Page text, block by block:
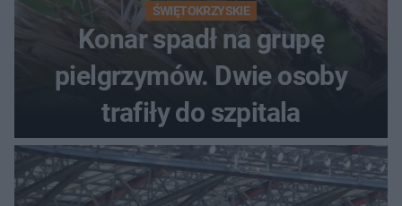
ŚWIĘTOKRZYSKIE
Konar spadł na grupę
pielgrzymów. Dwie osoby
trafiły do szpitala